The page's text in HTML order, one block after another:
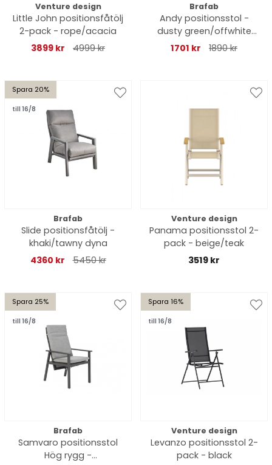
Venture design
Little John positionsfåtölj
2-pack - rope/acacia
3899 kr
4999 kr
Brafab
Andy positionsstol -
dusty green/offwhite
textilene
1701 kr 1890 kr
Spara 20%
till 16/8
Brafab
Slide positionsfåtölj -
khaki/tawny dyna
4360 kr
5450 kr
Venture design
Panama positionsstol 2-
pack - beige/teak
3519 kr
Spara 25%
till 16/8
Brafab
Samvaro positionsstol
Hög rygg -
Spara 16%
till 16/8
Venture design
Levanzo positionsstol 2-
pack - black